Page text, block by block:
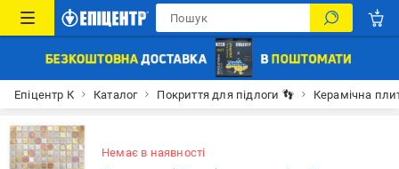
Епіцентр К Каталог Покриття для підлоги 👣 Керамічна
Немає в наявності